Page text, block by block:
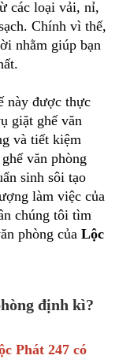
các loại vải, nỉ,
Chính vì thế,
nhằm giúp bạn
này được thực
giặt ghế văn
và tiết kiệm
văn phòng
sinh sôi tạo
làm việc của
chúng tôi tìm
phòng của Lộc
định kì?
Phát 247 có